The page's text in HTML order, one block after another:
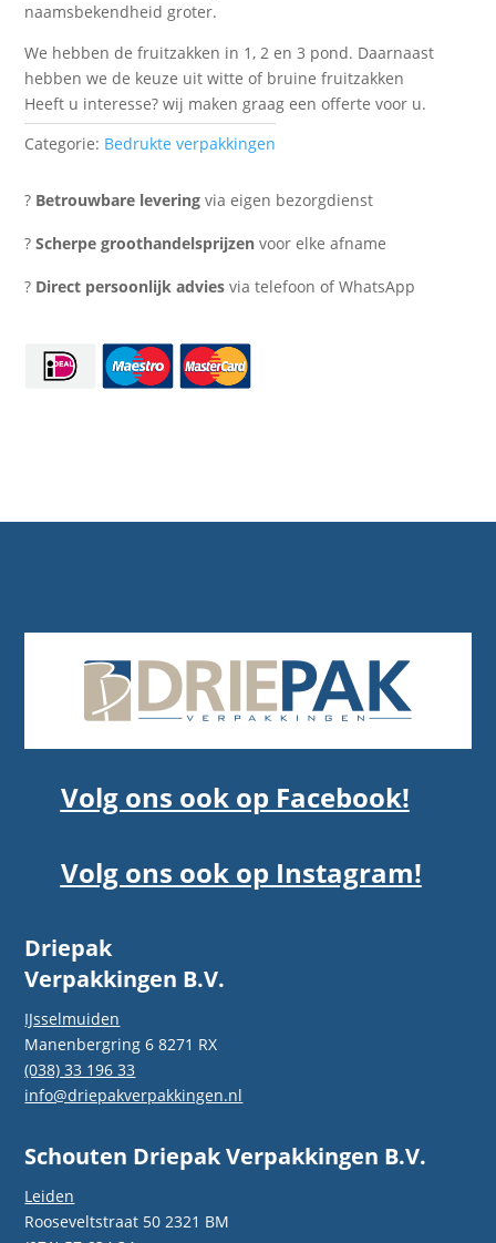
naamsbekendheid groter.
We hebben de fruitzakken in 1, 2 en 3 pond. Daarnaast
hebben we de keuze uit witte of bruine fruitzakken
Heeft u interesse? wij maken graag een offerte voor u.
Categorie: Bedrukte verpakkingen
? Betrouwbare levering via eigen bezorgdienst
?Scherpe groothandelsprijzen voor elke afname
? Direct persoonlijk advies via telefoon of WhatsApp
Volg ons ook op Facebook!
Volg ons ook op Instagram!
Driepak
Verpakkingen B.V.
IJsselmuiden
Manenbergring 6 8271 RX
(038) 33 196 33
info@driepakverpakkingen.nl
Schouten Driepak Verpakkingen B.V.
Leiden
Rooseveltstraat 50 2321 BM